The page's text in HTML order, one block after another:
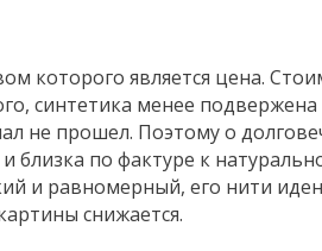
которого является цена.
синтетика менее
не прошел. Поэтому о
близка по фактуре к
и равномерный, его нити
снижается.